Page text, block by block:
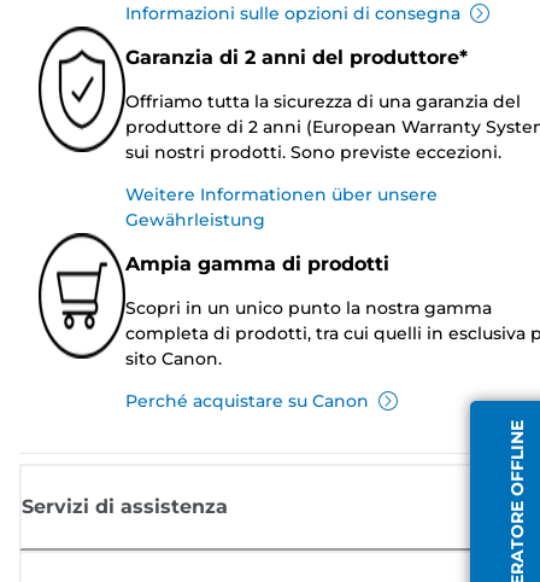
OPERATORE OFFLINE
Informazioni sulle opzioni di consegna
Garanzia di 2 anni del produttore*
Offriamo tutta la sicurezza di una garanzia del
produttore di 2 anni (European Warranty
sui nostri prodotti. Sono previste eccezioni.
Weitere Informationen über unsere
Gewährleistung
Ampia gamma di prodotti
Scopri in un unico punto la nostra gamma
completa di prodotti, tra cui quelli in esclusiva
sito Canon.
Perché acquistare su Canon
Servizi di assistenza